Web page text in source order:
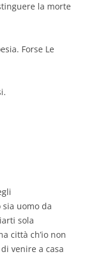
la morte
Forse Le
sia uomo da
sola
città ch’io non
venire a casa